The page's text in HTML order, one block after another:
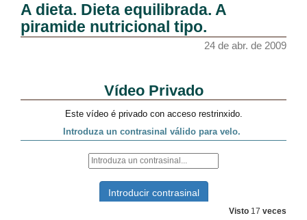
A dieta. Dieta equilibrada. A
piramide nutricional tipo.
24 de abr. de 2009
Visto 17 veces